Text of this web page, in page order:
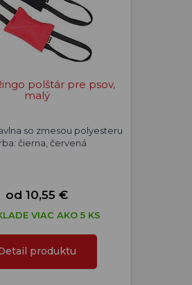
polštár pre psov,
malý
so zmesou polyesteru
čierna, červená
od 10,55 €
VIAC AKO 5 KS
produktu